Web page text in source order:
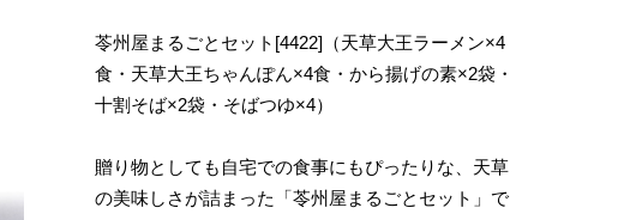
苓州屋まるごとセット[4422]（天草大王ラーメン×4
食・天草大王ちゃんぽん×4食・から揚げの素×2袋・
十割そば×2袋・そばつゆ×4）
贈り物としても自宅での食事にもぴったりな、天草
の美味しさが詰まった「苓州屋まるごとセット」で